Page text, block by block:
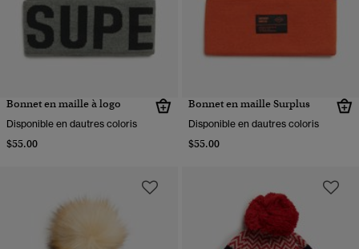
Bonnet en maille à logo
Disponible en dautres coloris
$55.00
Bonnet en maille Surplus
Disponible en dautres coloris
$55.00